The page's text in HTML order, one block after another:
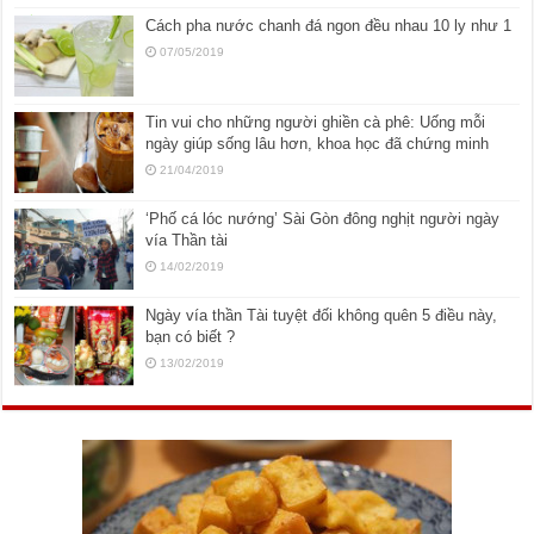
Cách pha nước chanh đá ngon đều nhau 10 ly như 1
07/05/2019
Tin vui cho những người ghiền cà phê: Uống mỗi
ngày giúp sống lâu hơn, khoa học đã chứng minh
21/04/2019
‘Phố cá lóc nướng’ Sài Gòn đông nghịt người ngày
vía Thần tài
14/02/2019
Ngày vía thần Tài tuyệt đối không quên 5 điều này,
bạn có biết ?
13/02/2019